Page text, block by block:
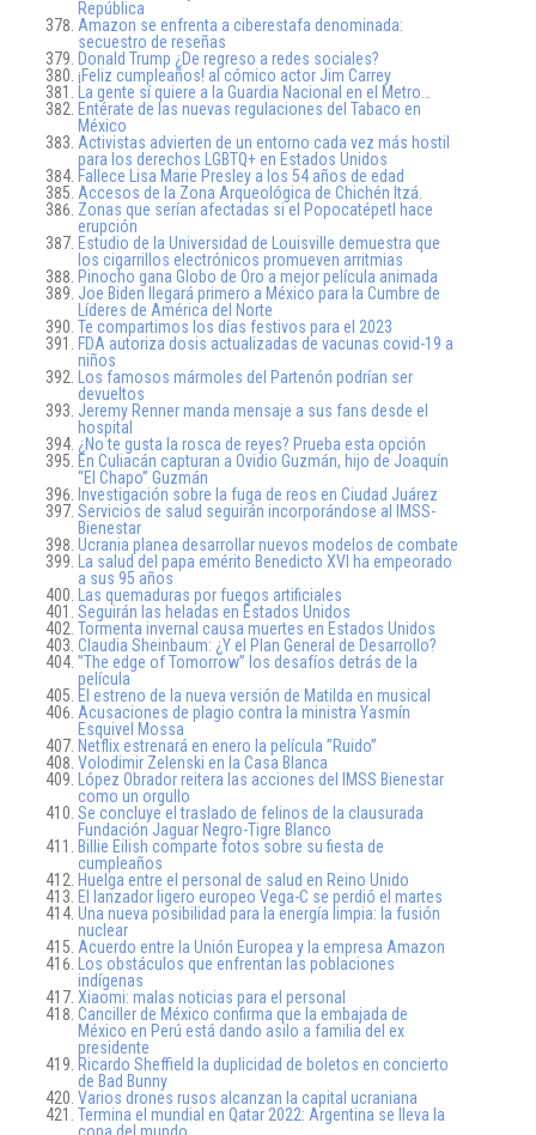
República
Amazon se enfrenta a ciberestafa denominada:
secuestro de reseñas
Donald Trump ¿De regreso a redes sociales?
¡Feliz cumpleaños! al cómico actor Jim Carrey
La gente sí quiere a la Guardia Nacional en el Metro…
Entérate de las nuevas regulaciones del Tabaco en
México
Activistas advierten de un entorno cada vez más hostil
para los derechos LGBTQ+ en Estados Unidos
Fallece Lisa Marie Presley a los 54 años de edad
Accesos de la Zona Arqueológica de Chichén Itzá.
Zonas que serían afectadas si el Popocatépetl hace
erupción
Estudio de la Universidad de Louisville demuestra que
los cigarrillos electrónicos promueven arritmias
Pinocho gana Globo de Oro a mejor película animada
Joe Biden llegará primero a México para la Cumbre de
Líderes de América del Norte
Te compartimos los días festivos para el 2023
FDA autoriza dosis actualizadas de vacunas covid-19 a
niños
Los famosos mármoles del Partenón podrían ser
devueltos
Jeremy Renner manda mensaje a sus fans desde el
hospital
¿No te gusta la rosca de reyes? Prueba esta opción
En Culiacán capturan a Ovidio Guzmán, hijo de Joaquín
“El Chapo” Guzmán
Investigación sobre la fuga de reos en Ciudad Juárez
Servicios de salud seguirán incorporándose al IMSS-
Bienestar
Ucrania planea desarrollar nuevos modelos de combate
La salud del papa emérito Benedicto XVI ha empeorado
a sus 95 años
Las quemaduras por fuegos artificiales
Seguirán las heladas en Estados Unidos
Tormenta invernal causa muertes en Estados Unidos
Claudia Sheinbaum: ¿Y el Plan General de Desarrollo?
”The edge of Tomorrow” los desafíos detrás de la
película
El estreno de la nueva versión de Matilda en musical
Acusaciones de plagio contra la ministra Yasmín
Esquivel Mossa
Netflix estrenará en enero la película ”Ruido”
Volodimir Zelenski en la Casa Blanca
López Obrador reitera las acciones del IMSS Bienestar
como un orgullo
Se concluye el traslado de felinos de la clausurada
Fundación Jaguar Negro-Tigre Blanco
Billie Eilish comparte fotos sobre su fiesta de
cumpleaños
Huelga entre el personal de salud en Reino Unido
El lanzador ligero europeo Vega-C se perdió el martes
Una nueva posibilidad para la energía limpia: la fusión
nuclear
Acuerdo entre la Unión Europea y la empresa Amazon
Los obstáculos que enfrentan las poblaciones
indígenas
Xiaomi: malas noticias para el personal
Canciller de México confirma que la embajada de
México en Perú está dando asilo a familia del ex
presidente
Ricardo Sheffield la duplicidad de boletos en concierto
de Bad Bunny
Varios drones rusos alcanzan la capital ucraniana
Termina el mundial en Qatar 2022: Argentina se lleva la